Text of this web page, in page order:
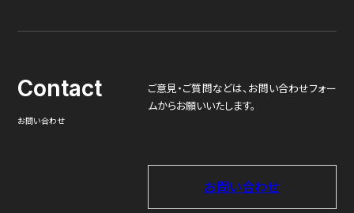
Contact
お問い合わせ
ご意見・ご質問などは、 お問い合わせフォー
ムからお願いいたします。
お問い合わせ